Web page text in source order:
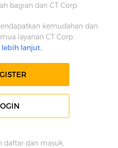
bagian dari CT Corp.
kemudahan dan
layanan CT Corp.
lebih lanjut.
daftar dan masuk,